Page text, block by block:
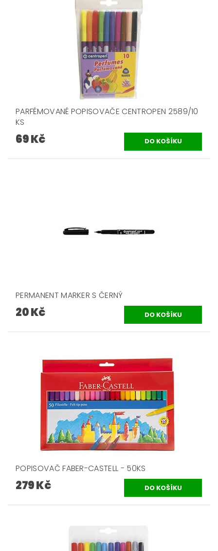
PARFÉMOVANÉ POPISOVAČE CENTROPEN 2589/10
KS
69 Kč
PERMANENT MARKER S ČERNÝ
20 Kč
POPISOVAČ FABER-CASTELL - 50KS
279 Kč